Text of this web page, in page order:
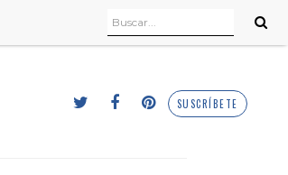
SUSCRÍBETE